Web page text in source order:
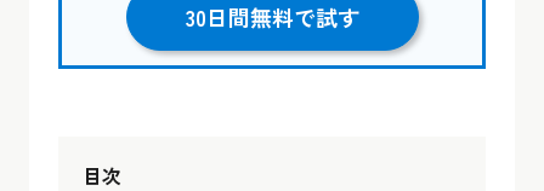
30日間無料で試す
目次